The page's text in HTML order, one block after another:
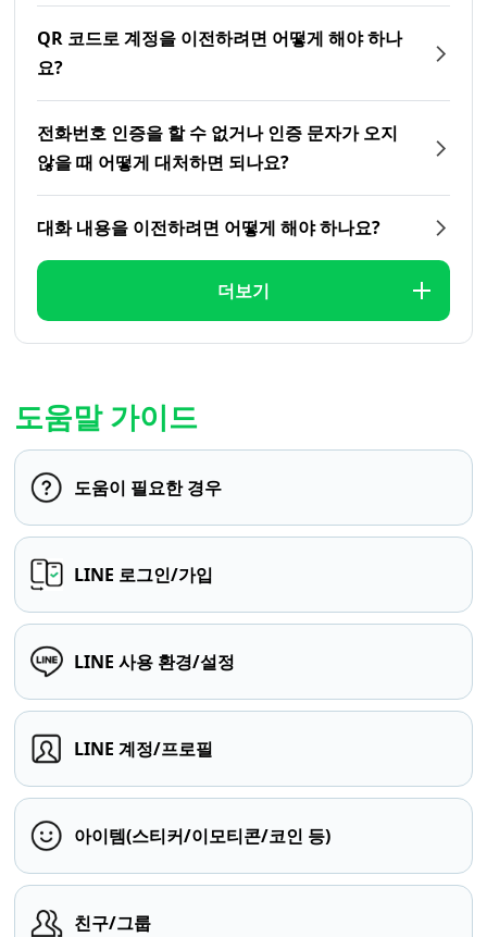
QR 코드로 계정을 이전하려면 어떻게 해야 하나
요?
전화번호 인증을 할 수 없거나 인증 문자가 오지
않을 때 어떻게 대처하면 되나요?
대화 내용을 이전하려면 어떻게 해야 하나요?
더보기
도움말 가이드
도움이 필요한 경우
LINE 로그인/가입
LINE 사용 환경/설정
LINE 계정/프로필
아이템(스티커/이모티콘/코인 등)
친구/그룹